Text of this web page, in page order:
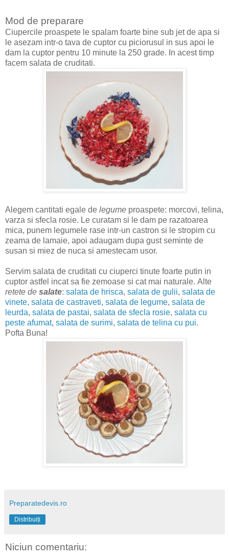
Mod de preparare
Ciupercile proaspete le spalam foarte bine sub jet de apa si
le asezam intr-o tava de cuptor cu piciorusul in sus apoi le
dam la cuptor pentru 10 minute la 250 grade. In acest timp
facem salata de cruditati.
Alegem cantitati egale de legume proaspete: morcovi, telina,
varza si sfecla rosie. Le curatam si le dam pe razatoarea
mica, punem legumele rase intr-un castron si le stropim cu
zeama de lamaie, apoi adaugam dupa gust seminte de
susan si miez de nuca si amestecam usor.
Servim salata de cruditati cu ciuperci tinute foarte putin in
cuptor astfel incat sa fie zemoase si cat mai naturale. Alte
retete de salate: salata de hrisca, salata de gulii, salata de
vinete, salata de castraveti, salata de legume, salata de
leurda, salata de pastai, salata de sfecla rosie, salata cu
peste afumat, salata de surimi, salata de telina cu pui.
Pofta Buna!
Preparatedevis.ro
Distribuiți
Niciun comentariu: